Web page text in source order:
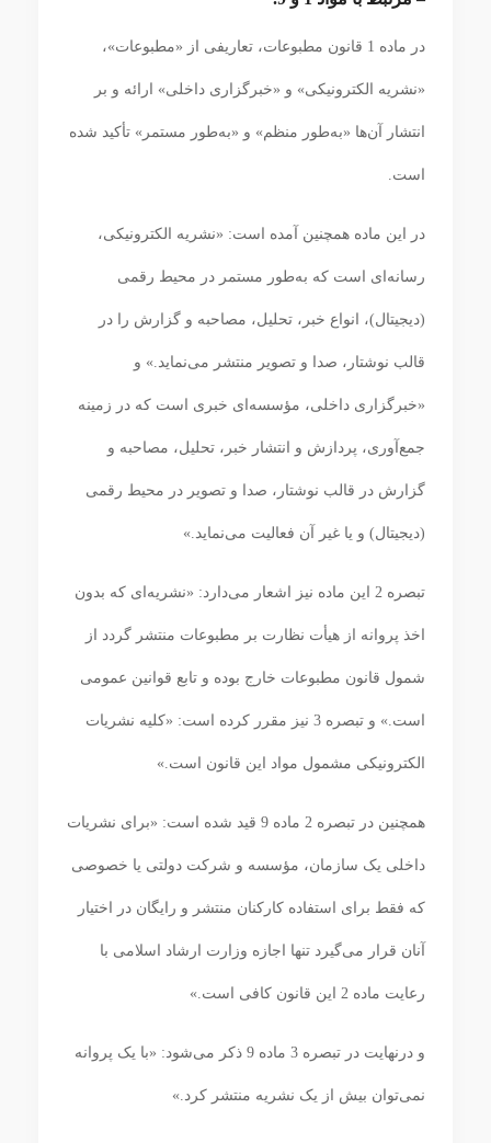
در ماده 1 قانون مطبوعات، تعاریفی از «مطبوعات»،
«نشریه الکترونیکی» و «خبرگزاری داخلی» ارائه و بر
انتشار آن‌ها «به‌طور منظم» و «به‌طور مستمر» تأکید شده
است.
در این ماده همچنین آمده است: «نشریه الکترونیکی،
رسانه‌ای است که به‌طور مستمر در محیط رقمی
(دیجیتال)، انواع خبر، تحلیل، مصاحبه و گزارش را در
قالب نوشتار، صدا و تصویر منتشر می‌نماید.» و
«خبرگزاری داخلی، مؤسسه‌ای خبری است که در زمینه
جمع‌آوری، پردازش و انتشار خبر، تحلیل، مصاحبه و
گزارش در قالب نوشتار، صدا و تصویر در محیط رقمی
(دیجیتال) و یا غیر آن فعالیت می‌نماید.»
تبصره 2 این ماده نیز اشعار می‌دارد: «نشریه‌ای که بدون
اخذ پروانه از هیأت نظارت بر مطبوعات منتشر گردد از
شمول قانون مطبوعات خارج بوده و تابع قوانین عمومی
است.» و تبصره 3 نیز مقرر کرده است: «کلیه نشریات
الکترونیکی مشمول مواد این قانون است.»
همچنین در تبصره 2 ماده 9 قید شده است: «برای نشریات
داخلی یک سازمان، مؤسسه و شرکت دولتی یا خصوصی
که فقط برای استفاده کارکنان منتشر و رایگان در اختیار
آنان قرار می‌گیرد تنها اجازه وزارت ارشاد اسلامی با
رعایت ماده 2 این قانون کافی است.»
و درنهایت در تبصره 3 ماده 9 ذکر می‌شود: «با یک پروانه
نمی‌توان بیش از یک نشریه منتشر کرد.»